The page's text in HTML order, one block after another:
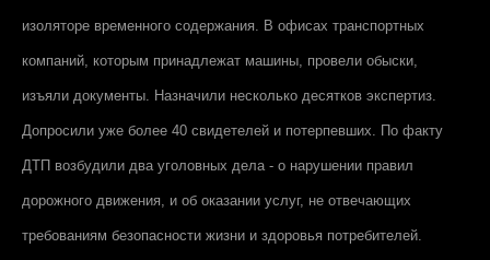
изоляторе временного содержания. В офисах транспортных
компаний, которым принадлежат машины, провели обыски,
изъяли документы. Назначили несколько десятков экспертиз.
Допросили уже более 40 свидетелей и потерпевших. По факту
ДТП возбудили два уголовных дела - о нарушении правил
дорожного движения, и об оказании услуг, не отвечающих
требованиям безопасности жизни и здоровья потребителей.